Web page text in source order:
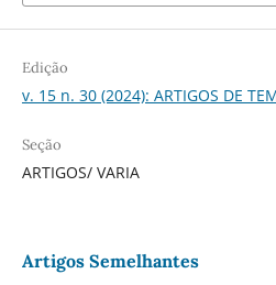
Edição
v. 15 n. 30 (2024): ARTIGOS DE
Seção
ARTIGOS/ VARIA
Artigos Semelhantes